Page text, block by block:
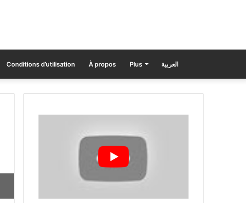
Conditions d’utilisation À propos Plus العربية